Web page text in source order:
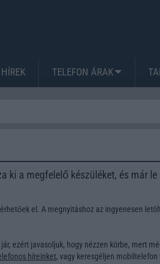
HÍREK TELEFON ÁRAK
ki a megfelelő készüléket, és már le
el. A megnyitáshoz az ingyenesen
ezért javasoljuk, hogy nézzen körbe, mert
híreinket, vagy keresgéljen mobiltelefon